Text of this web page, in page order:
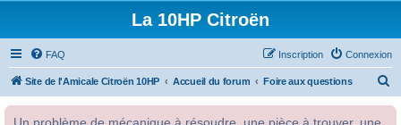
La 10HP Citroën
FAQ Connexion
Inscription
Site de l'Amicale Citroën 10HP Accueil du forum Foire aux questions